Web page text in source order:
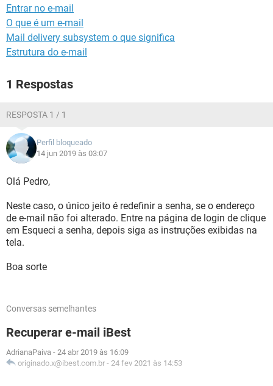
Entrar no e-mail
O que é um e-mail
Mail delivery subsystem o que significa
Estrutura do e-mail
1 Respostas
RESPOSTA 1 / 1
Perfil bloqueado
14 jun 2019 às 03:07
Olá Pedro,
Neste caso, o único jeito é redefinir a senha, se o endereço
de e-mail não foi alterado. Entre na página de login de clique
em Esqueci a senha, depois siga as instruções exibidas na
tela.
Boa sorte
Conversas semelhantes
Recuperar e-mail iBest
AdrianaPaiva - 24 abr 2019 às 16:09
originado.x@ibest.com.br - 24 fev 2021 às 14:53